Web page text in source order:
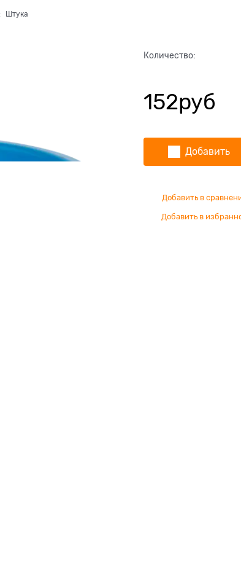
Штука
Количество:
152руб
Добавить
Добавить в
Добавить в